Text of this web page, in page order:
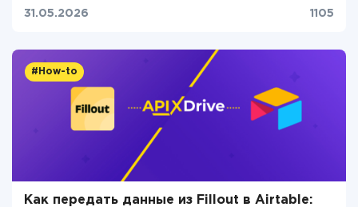
31.05.2026 1105
#How-to
Как передать данные из Fillout в Airtable: